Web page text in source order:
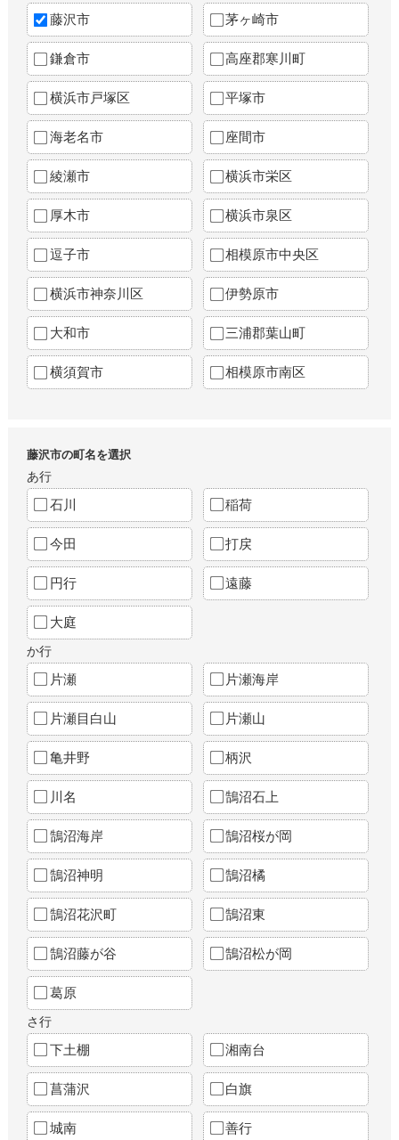
藤沢市 茅ヶ崎市
鎌倉市 高座郡寒川町
横浜市戸塚区 平塚市
海老名市 座間市
綾瀬市 横浜市栄区
厚木市 横浜市泉区
逗子市 相模原市中央区
横浜市神奈川区 伊勢原市
大和市 三浦郡葉山町
横須賀市 相模原市南区
藤沢市の町名を選択
あ行
石川 稲荷
今田 打戻
円行 遠藤
大庭
か行
片瀬 片瀬海岸
片瀬目白山 片瀬山
亀井野 柄沢
川名 鵠沼石上
鵠沼海岸 鵠沼桜が岡
鵠沼神明 鵠沼橘
鵠沼花沢町 鵠沼東
鵠沼藤が谷 鵠沼松が岡
葛原
さ行
下土棚 湘南台
菖蒲沢 白旗
城南 善行